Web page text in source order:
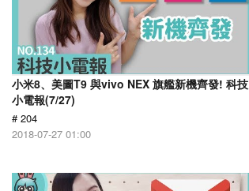
小米8、美圖T9 與vivo NEX 旗艦新機齊發! 科技
小電報(7/27)
# 204
2018-07-27 01:00